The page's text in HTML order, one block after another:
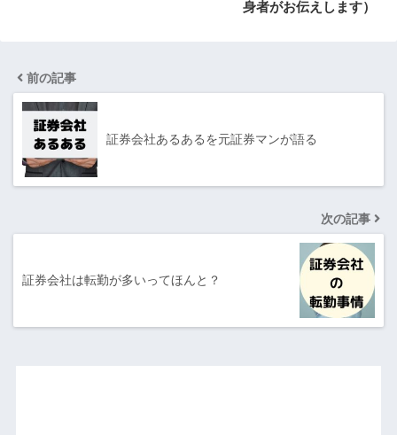
身者がお伝えします）
前の記事
証券会社あるあるを元証券マンが語る
次の記事
証券会社は転勤が多いってほんと？